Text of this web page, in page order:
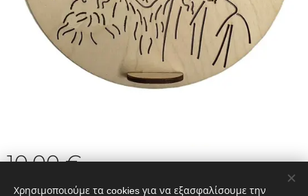
10,00€
Χρησιμοποιούμε τα cookies για να εξασφαλίσουμε την